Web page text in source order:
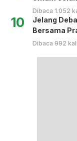
Dibaca 1.052
10
Jelang
Bersama
Dibaca 992 kali